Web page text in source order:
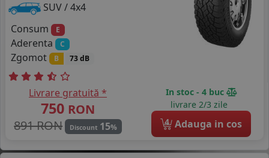
SUV / 4x4
Consum
E
Aderenta C
Zgomot B 73 dB
Livrare gratuită *
750 RON
891 RON
Discount 15%
In stoc - 4 buc
livrare 2/3 zile
4 Adauga in cos